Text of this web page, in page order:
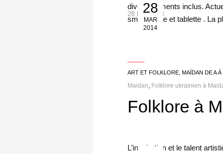
28
MAR
2014
28 Mar 2014
divertissements inclus.
smartphone et tablette . La
ART ET FOLKLORE ,MAÏDAN DE A À
Maidan
Folklore ukrainien à
Folklore à
L’inspiration et le talent